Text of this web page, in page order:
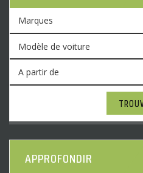
APPROFONDIR